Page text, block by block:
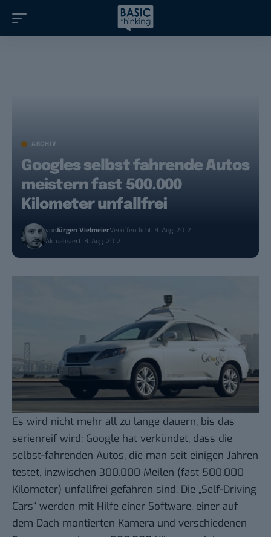
ARCHIV
Googles selbst fahrende Autos
meistern fast 500.000
Kilometer unfallfrei
vonJürgen VielmeierVeröffentlicht: 8. Aug. 2012
Aktualisiert: 8. Aug. 2012
Es wird nicht mehr all zu lange dauern, bis das
serienreif wird: Google hat verkündet, dass die
selbst-fahrenden Autos, die man seit einigen Jahren
testet, inzwischen 300.000 Meilen (fast 500.000
Kilometer) unfallfrei gefahren sind. Die „Self-Driving
Cars“ werden mit Hilfe einer Software, einer auf
dem Dach montierten Kamera und verschiedenen